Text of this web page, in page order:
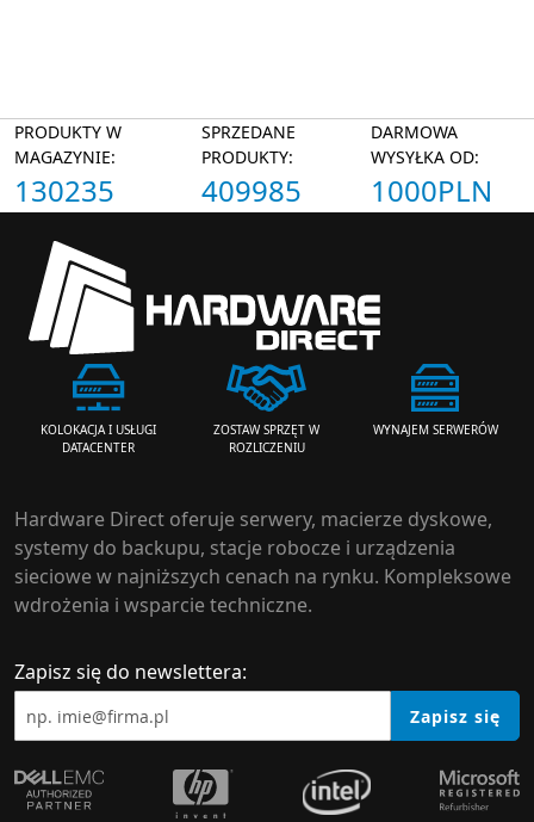
PRODUKTY W
MAGAZYNIE:
130235
SPRZEDANE
PRODUKTY:
409985
DARMOWA
WYSYŁKA OD:
1000PLN
KOLOKACJA I USŁUGI
DATACENTER
ZOSTAW SPRZĘT W
ROZLICZENIU
WYNAJEM SERWERÓW
Hardware Direct oferuje serwery, macierze dyskowe,
systemy do backupu, stacje robocze i urządzenia
sieciowe w najniższych cenach na rynku. Kompleksowe
wdrożenia i wsparcie techniczne.
Zapisz się do newslettera:
Zapisz się